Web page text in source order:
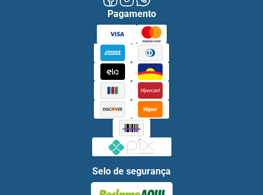
Pagamento
Selo de segurança